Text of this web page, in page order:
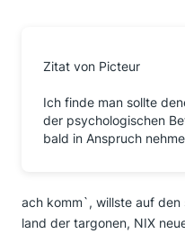
Zitat von Picteur
Ich finde man sollte
der psychologischen
bald in Anspruch
ach komm`, willste auf den
land der targonen, NIX